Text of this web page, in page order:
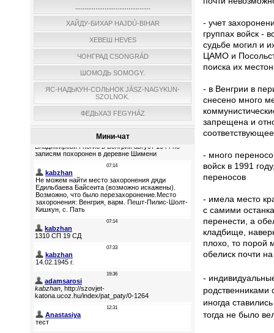
ХАЙДУ-БИХАР HAJDÚ-BIHAR
ХЕВЕШ HEVES
ЧОНГРАД CSONGRÁD
ШОМОДЬ SOMOGY.
ЯС-НАДЬКУН-СОЛЬНОК JÁSZ-NAGYKUN-
SZOLNOK.
ФЕДЬХАЗ FEGYHÁZ
Мини-чат
- учет
группах войск -
судьбе могил и
ЦАМО и
поиска их
- в Венгрии в
снесено много
запрещена и
- много
войск в 1991
переносов
- имела место
с самими
перенести, а
кладбище,
плохо, то порой
обелиск почти
-
родственниками
иногда
тогда не было